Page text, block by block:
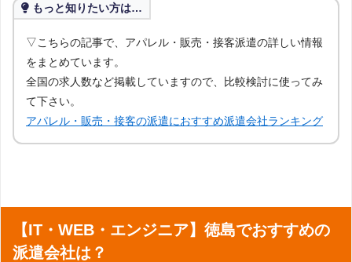
もっと知りたい方は…
▽こちらの記事で、アパレル・販売・接客派遣の詳しい情報
をまとめています。
全国の求人数など掲載していますので、比較検討に使ってみ
て下さい。
アパレル・販売・接客の派遣におすすめ派遣会社ランキング
【IT・WEB・エンジニア】徳島でおすすめの
派遣会社は？